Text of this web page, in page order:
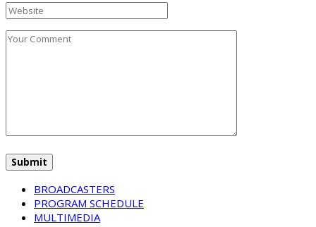
BROADCASTERS
PROGRAM SCHEDULE
MULTIMEDIA